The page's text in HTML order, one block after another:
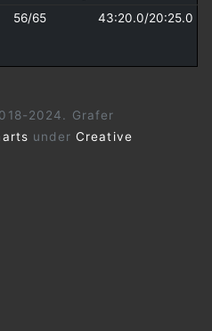
56/65 43:20.0/20:25.0
2024. Grafer
under Creative